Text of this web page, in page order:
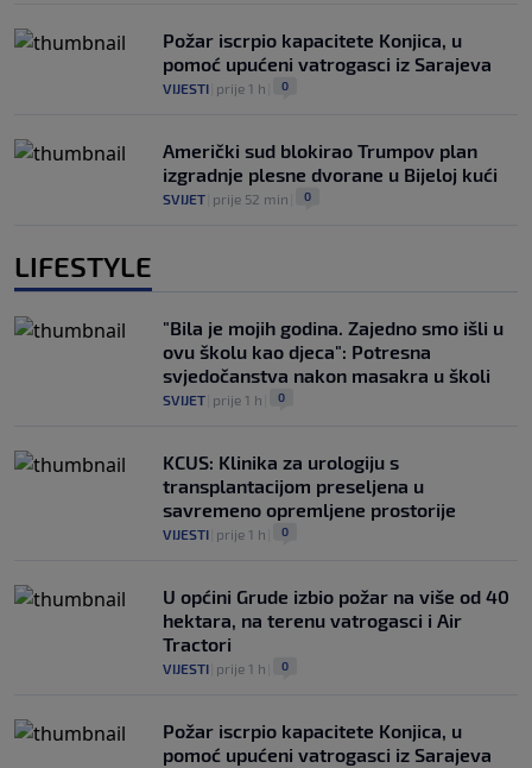
Požar iscrpio kapacitete Konjica, u
pomoć upućeni vatrogasci iz Sarajeva
VIJESTI prije 1 h 0
Američki sud blokirao Trumpov plan
izgradnje plesne dvorane u Bijeloj kući
SVIJET prije 52 min 0
LIFESTYLE
"Bila je mojih godina. Zajedno smo išli u
ovu školu kao djeca": Potresna
svjedočanstva nakon masakra u školi
SVIJET prije 1 h 0
KCUS: Klinika za urologiju s
transplantacijom preseljena u
savremeno opremljene prostorije
VIJESTI prije 1 h 0
U općini Grude izbio požar na više od 40
hektara, na terenu vatrogasci i Air
Tractori
VIJESTI prije 1 h 0
Požar iscrpio kapacitete Konjica, u
pomoć upućeni vatrogasci iz Sarajeva